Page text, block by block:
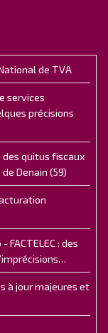
de TVA
services
précisions
des quitus fiscaux
Denain (59)
: des
à jour majeures et